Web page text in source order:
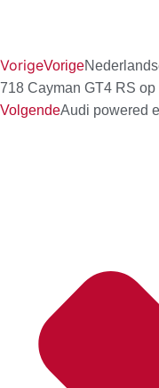
VorigeVorige
718 Cayman GT4 RS
VolgendeAudi powered